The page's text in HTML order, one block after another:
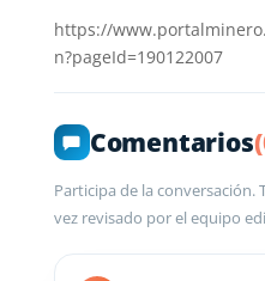
https://
n?pageId=190122007
Comentarios
Participa de la conversación.
vez revisado por el equipo